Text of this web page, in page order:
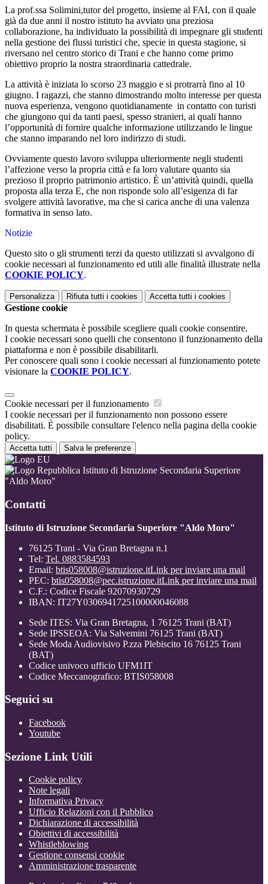
La prof.ssa Solimini,tutor del progetto, insieme al FAI, con il quale
già da due anni il nostro istituto ha avviato una preziosa
collaborazione, ha individuato la possibilità di impegnare gli studenti
nella gestione dei flussi turistici che, specie in questa stagione, si
riversano nel centro storico di Trani e che hanno come primo
obiettivo proprio la nostra straordinaria cattedrale.
La attività è iniziata lo scorso 23 maggio e si protrarrà fino al 10
giugno. I ragazzi, che stanno dimostrando molto interesse per questa
nuova esperienza, vengono quotidianamente in contatto con turisti
che giungono qui da tanti paesi, spesso stranieri, ai quali hanno
l’opportunità di fornire qualche informazione utilizzando le lingue
che stanno imparando nel loro indirizzo di studi.
Ovviamente questo lavoro sviluppa ulteriormente negli studenti
l’affezione verso la propria città e fa loro valutare quanto sia
prezioso il proprio patrimonio artistico. È un’attività quindi, quella
proposta alla terza E, che non risponde solo all’esigenza di far
svolgere attività lavorative, ma che si carica anche di una valenza
formativa in senso lato.
Notizie
Questo sito o gli strumenti terzi da questo utilizzati si avvalgono di
cookie necessari al funzionamento ed utili alle finalità illustrate nella
COOKIE POLICY.
Personalizza Rifiuta tutti i cookies Accetta tutti i cookies
Gestione cookie
In questa schermata è possibile scegliere quali cookie consentire.
I cookie necessari sono quelli che consentono il funzionamento della
piattaforma e non è possibile disabilitarli.
Per conoscere quali sono i cookie necessari al funzionamento potete
visionare la COOKIE POLICY.
Cookie necessari per il funzionamento
I cookie necessari per il funzionamento non possono essere
disabilitati. È possibile consultare l'elenco nella pagina della cookie
policy.
Accetta tutti Salva le preferenze
Istituto di Istruzione Secondaria Superiore
"Aldo Moro"
Contatti
Istituto di Istruzione Secondaria Superiore "Aldo Moro"
76125 Trani - Via Gran Bretagna n.1
Tel: Tel. 0883584593
Email: btis058008@istruzione.itLink per inviare una mail
PEC: btis058008@pec.istruzione.itLink per inviare una mail
C.F.: Codice Fiscale 92070930729
IBAN: IT27Y0306941725100000046088
Sede ITES: Via Gran Bretagna, 1 76125 Trani (BAT)
Sede IPSSEOA: Via Salvemini 76125 Trani (BAT)
Sede Moda Audiovisivo P.zza Plebiscito 16 76125 Trani
(BAT)
Codice univoco ufficio UFM1IT
Codice Meccanografico: BTIS058008
Seguici su
Facebook
Youtube
Sezione Link Utili
Cookie policy
Note legali
Informativa Privacy
Ufficio Relazioni con il Pubblico
Dichiarazione di accessibilità
Obiettivi di accessibilità
Whistleblowing
Gestione consensi cookie
Amministrazione trasparente